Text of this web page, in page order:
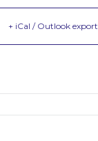
+ iCal / Outlook export